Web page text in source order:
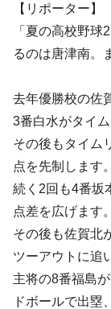
【リポーター】
「夏の高校野
るのは唐津南。
去年優勝校の佐
3番白水がタイ
その後もタイム
点を先制します。
続く2回も4番坂
点差を広げます。
その後も佐賀北
ツーアウトに追
主将の8番福島
ドボールで出